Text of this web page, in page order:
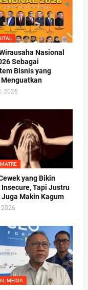
Nasional
Sebagai
Bisnis yang
2026
yang Bikin
Insecure, Tapi Justru
Juga Makin Kagum
2026
MEDIA